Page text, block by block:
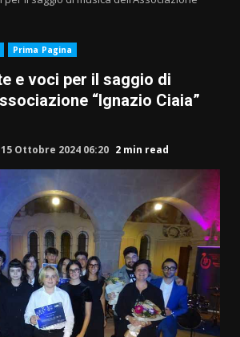
Prima Pagina
e voci per il saggio di
“Ignazio Ciaia”
15 Ottobre 2024 06:20 2 min read